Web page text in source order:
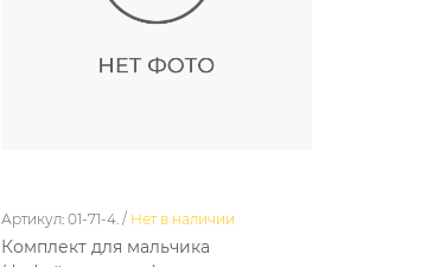
Артикул: 01-71-4. / Нет в наличии
Комплект для мальчика